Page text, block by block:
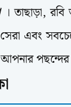
। তাছাড়া,
এবং